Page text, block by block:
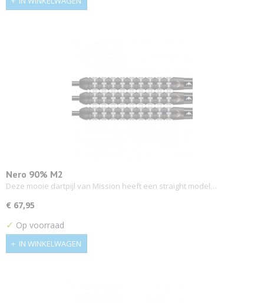
Nero 90% M2
Deze mooie dartpijl van Mission heeft een straight model…
€ 67,95
✓ Op voorraad
IN WINKELWAGEN